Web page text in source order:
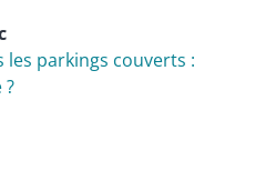
les parkings couverts :
?